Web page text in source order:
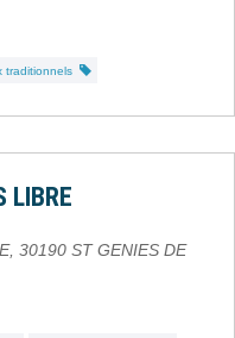
traditionnels
LIBRE
, 30190 ST GENIES DE